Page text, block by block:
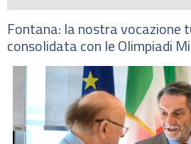
Fontana: la nostra vocazione
consolidata con le Olimpiadi